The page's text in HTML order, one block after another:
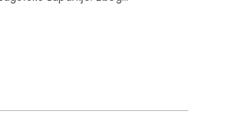
pozvan samo dio učenika i